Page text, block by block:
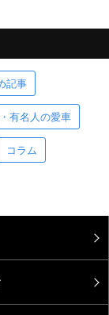
記事
有名人の愛車
コラム